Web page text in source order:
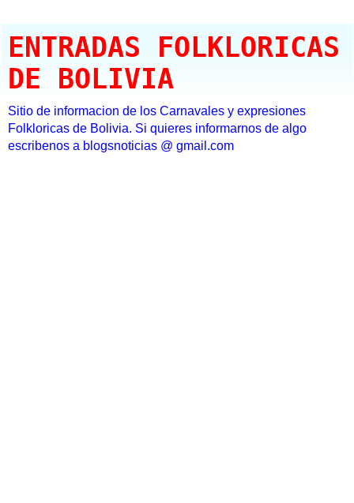
ENTRADAS FOLKLORICAS
DE BOLIVIA
Sitio de informacion de los Carnavales y expresiones
Folkloricas de Bolivia. Si quieres informarnos de algo
escribenos a blogsnoticias @ gmail.com